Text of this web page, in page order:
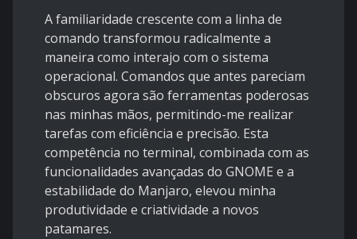
A familiaridade crescente com a linha de
comando transformou radicalmente a
maneira como interajo com o sistema
operacional. Comandos que antes pareciam
obscuros agora são ferramentas poderosas
nas minhas mãos, permitindo-me realizar
tarefas com eficiência e precisão. Esta
competência no terminal, combinada com as
funcionalidades avançadas do GNOME e a
estabilidade do Manjaro, elevou minha
produtividade e criatividade a novos
patamares.